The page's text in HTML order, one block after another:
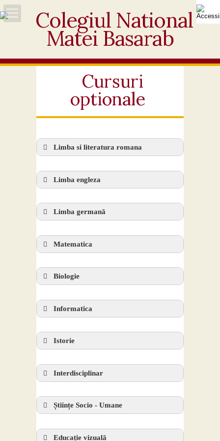
Acasă
Noutăți
Activități educative
Elevi
Cursuri
optionale
Limba si literatura romana
Limba engleza
Limba germană
Matematica
Biologie
Informatica
Istorie
Interdisciplinar
Științe Socio - Umane
Educație vizuală